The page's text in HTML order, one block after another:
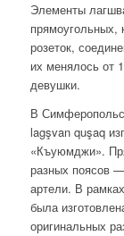
Элементы
прямоугольных,
розеток,
их менялось от
девушки.
В
lagşvan quşaq
«Къуюмджи».
разных поясов
артели. В
была
оригинальных